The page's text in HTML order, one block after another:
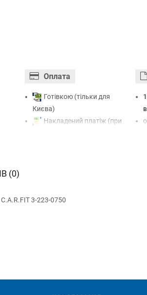
Оплата
Готівкою (тільки для
Києва)
Накладений платіж (при
(0)
3-223-0750